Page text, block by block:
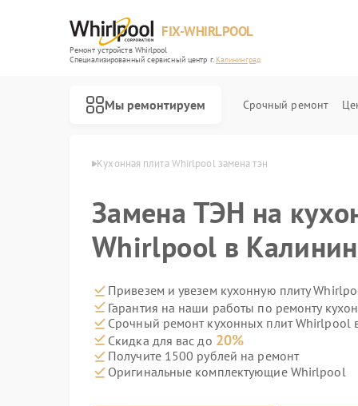
FIX-WHIRLPOOL
Ремонт устройств Whirlpool
Специализированный cервисный центр г. Калининград
Мы ремонтируем Срочный ремонт
в Калининграде Кухонная плита Whirlpool замена тэн
Замена ТЭН на
Whirlpool в
Привезем и увезем кухонную плиту
Гарантия на наши работы по ремонту
Срочный ремонт кухонных плит Whirlpool
Скидка для вас до 20%
Получите 1500 рублей на ремонт
Оригинальные комплектующие Whirlpool